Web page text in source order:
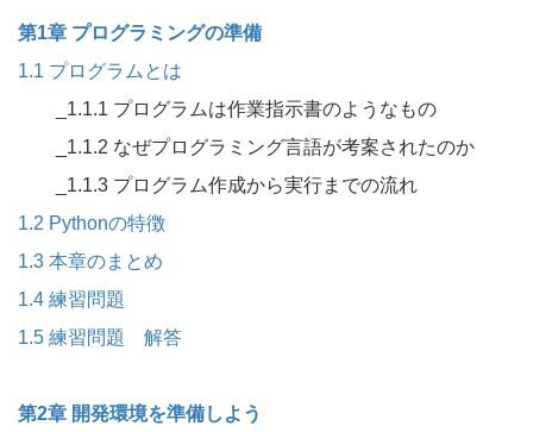
第1章 プログラミングの準備
1.1 プログラムとは
_1.1.1 プログラムは作業指示書のようなもの
_1.1.2 なぜプログラミング言語が考案されたのか
_1.1.3 プログラム作成から実行までの流れ
1.2 Pythonの特徴
1.3 本章のまとめ
1.4 練習問題
1.5 練習問題 解答
第2章 開発環境を準備しよう